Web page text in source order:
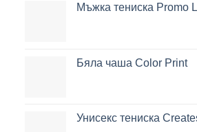
Мъжка тениска Promo
Бяла чаша Color Print
Унисекс тениска